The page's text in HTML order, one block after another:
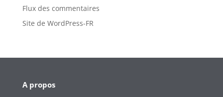
Flux des commentaires
Site de WordPress-FR
A propos